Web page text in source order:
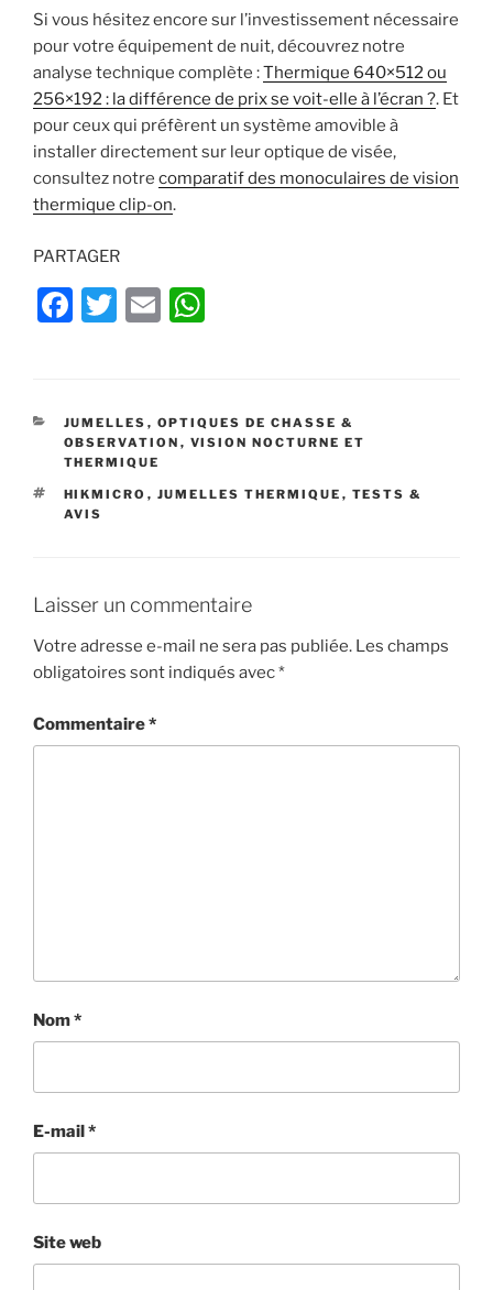
Si vous hésitez encore sur l’investissement nécessaire
pour votre équipement de nuit, découvrez notre
analyse technique complète :Thermique 640×512 ou
256×192 : la différence de prix se voit-elle à l’écran ?. Et
pour ceux qui préfèrent un système amovible à
installer directement sur leur optique de visée,
consultez notre comparatif des monoculaires de vision
thermique clip-on.
PARTAGER
F
e
b
o
o
T
er
E
l
s
A
p
CATÉGORIES
JUMELLES , OPTIQUES DE CHASSE &
OBSERVATION , VISION NOCTURNE ET
THERMIQUE
ÉTIQUETTES
HIKMICRO , JUMELLES THERMIQUE , TESTS &
AVIS
Laisser un commentaire
Votre adresse e-mail ne sera pas publiée. Les champs
obligatoires sont indiqués avec*
Commentaire*
Nom*
E-mail*
Site web